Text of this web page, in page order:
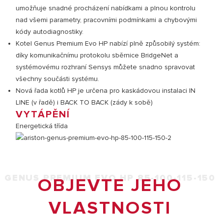
umožňuje snadné procházení nabídkami a plnou kontrolu
nad všemi parametry, pracovními podmínkami a chybovými
kódy autodiagnostiky.
Kotel Genus Premium Evo HP nabízí plně způsobilý systém:
díky komunikačnímu protokolu sběrnice BridgeNet a
systémovému rozhraní Sensys můžete snadno spravovat
všechny součásti systému.
Nová řada kotlů HP je určena pro kaskádovou instalaci IN
LINE (v řadě) i BACK TO BACK (zády k sobě)
VYTÁPĚNÍ
Energetická třída
GENUS PREMIUM EVO HP 85-100-115-150
OBJEVTE JEHO
VLASTNOSTI